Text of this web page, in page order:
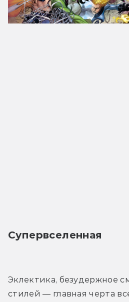
Супервселенная
Эклектика, безудержное
стилей — главная черта